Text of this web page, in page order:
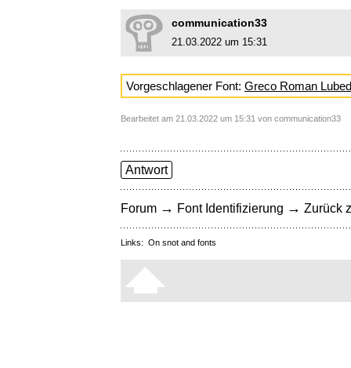
communication33
21.03.2022 um 15:31
Vorgeschlagener Font: Greco Roman
Bearbeitet am 21.03.2022 um 15:31 von communication33
Antwort
Forum → Font Identifizierung → Zurück
Links: On snot and fonts